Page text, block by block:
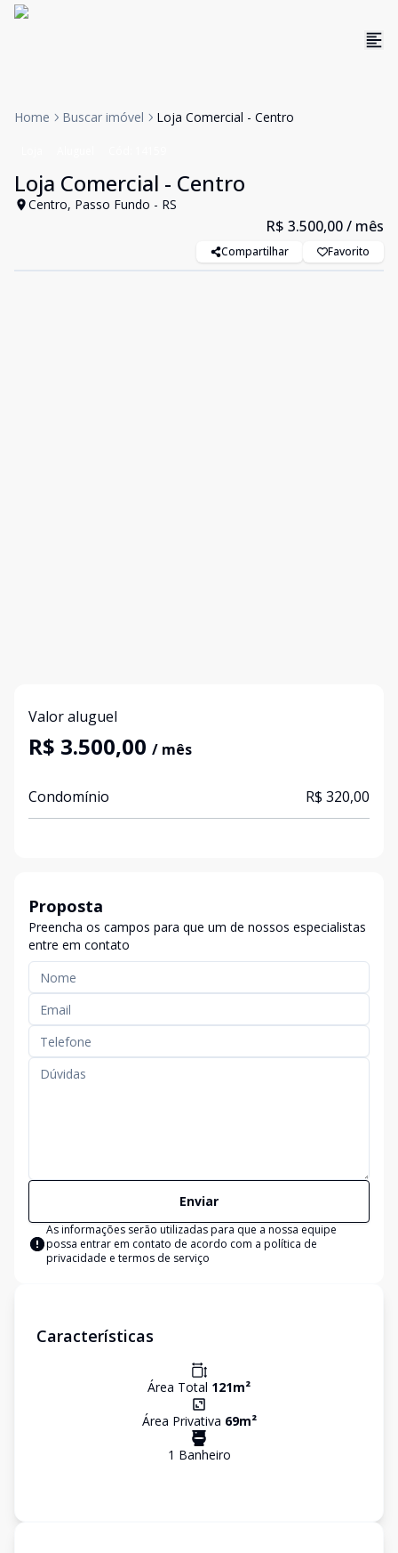
Home Buscar imóvel Loja Comercial - Centro
Loja Comercial - Centro
Centro, Passo Fundo - RS
R$ 3.500,00/ mês
Compartilhar Favorito
Valor aluguel
R$ 3.500,00 / mês
Condomínio R$ 320,00
Proposta
Preencha os campos para que um de nossos especialistas
entre em contato
Enviar
As informações serão utilizadas para que a nossa equipe
possa entrar em contato de acordo com a política de
privacidade e termos de serviço
Características
Área Total 121m²
Área Privativa 69m²
1 Banheiro